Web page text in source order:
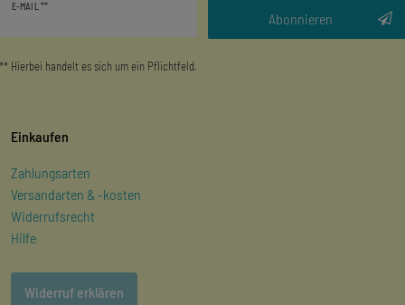
E-MAIL **
Abonnieren
** Hierbei handelt es sich um ein Pflichtfeld.
Einkaufen
Zahlungsarten
Versandarten & -kosten
Widerrufsrecht
Hilfe
Widerruf erklären